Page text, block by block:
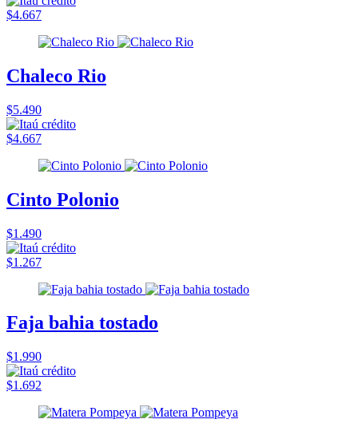
$4.667
Chaleco Rio
$5.490
$4.667
Cinto Polonio
$1.490
$1.267
Faja bahia tostado
$1.990
$1.692